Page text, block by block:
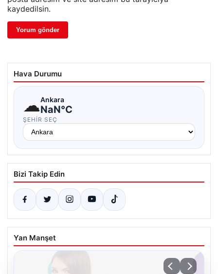
kaydedilsin.
Hava Durumu
☁Ankara
NaN°C
ŞEHIR SEÇ
Bizi Takip Edin
Yan Manşet